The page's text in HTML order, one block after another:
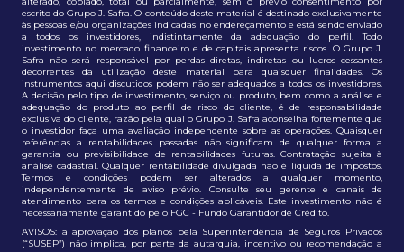
escrito do Grupo J. Safra. O conteúdo deste material é destinado exclusivamente
às pessoas e/ou organizações indicadas no endereçamento e está sendo enviado
a todos os investidores, indistintamente da adequação do perfil. Todo
investimento no mercado financeiro e de capitais apresenta riscos. O Grupo J.
Safra não será responsável por perdas diretas, indiretas ou lucros cessantes
decorrentes da utilização deste material para quaisquer finalidades. Os
instrumentos aqui discutidos podem não ser adequados a todos os investidores.
A decisão pelo tipo de investimento, serviço ou produto, bem como a análise e
adequação do produto ao perfil de risco do cliente, é de responsabilidade
exclusiva do cliente, razão pela qual o Grupo J. Safra aconselha fortemente que
o investidor faça uma avaliação independente sobre as operações. Quaisquer
referências a rentabilidades passadas não significam de qualquer forma a
garantia ou previsibilidade de rentabilidades futuras. Contratação sujeita à
análise cadastral. Qualquer rentabilidade divulgada não é líquida de impostos.
Termos e condições podem ser alterados a qualquer momento,
independentemente de aviso prévio. Consulte seu gerente e canais de
atendimento para os termos e condições aplicáveis. Este investimento não é
necessariamente garantido pelo FGC - Fundo Garantidor de Crédito.
AVISOS: a aprovação dos planos pela Superintendência de Seguros Privados
(“SUSEP”) não implica, por parte da autarquia, incentivo ou recomendação a